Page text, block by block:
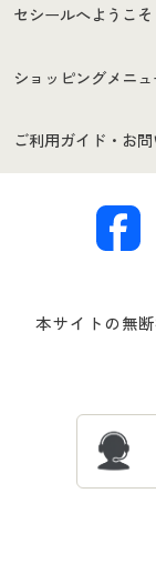
セシールへようこそ
はじめての方へ
セシールご利用規約
著作権・商標につ
ショッピングメニュ
商品カテゴリ
プレゼント＆キャン
ご利用ガイド・お
交換・返品は
ついて
本サイトの無